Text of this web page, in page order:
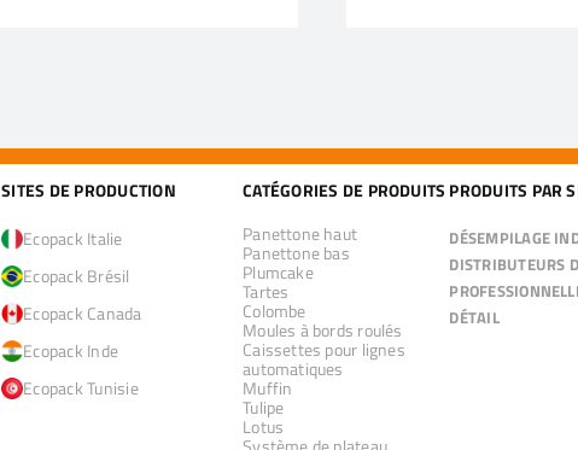
SITES DE PRODUCTION
Ecopack Italie
Ecopack Brésil
Ecopack Canada
Ecopack Inde
Ecopack Tunisie
CATÉGORIES DE PRODUITS
Panettone haut
Panettone bas
Plumcake
Tartes
Colombe
Moules à bords roulés
Caissettes pour lignes
automatiques
Muffin
Tulipe
Lotus
PRODUITS PAR
DÉSEMPILAGE
DISTRIBUTEURS
DÉTAIL